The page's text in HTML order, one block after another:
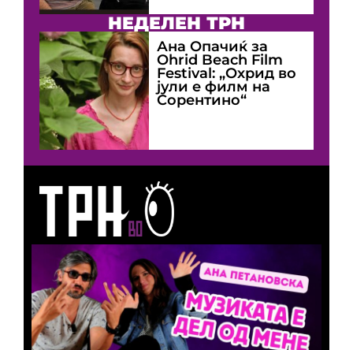
НЕДЕЛЕН ТРН
Ана Опачиќ за
Оhrid Beach Film
Festival: „Охрид во
јули е филм на
Сорентино“